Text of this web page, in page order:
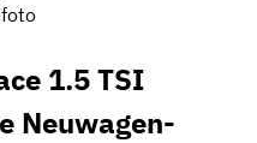
1.5 TSI
Neuwagen-